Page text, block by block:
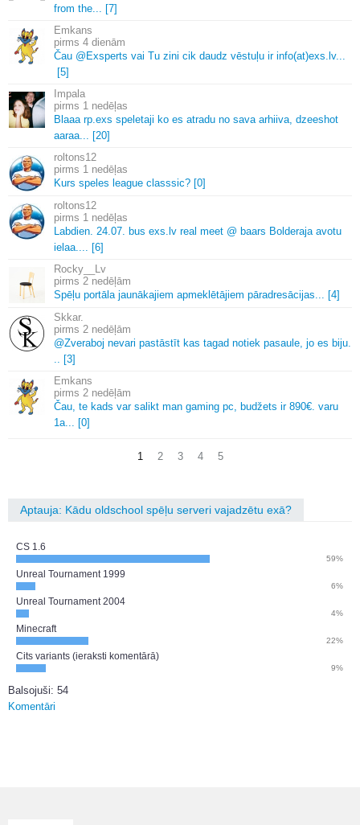
from the... [7]
Emkans
4 dienām
Čau @Exsperts vai Tu zini cik daudz vēstuļu ir info(at)exs. lv...
[5]
Impala
1 nedēļas
Blaaa rp.exs speletaji ko es atradu no sava arhiiva, dzeeshot
aaraa... [20]
roltons12
1 nedēļas
Kurs speles league classsic? [0]
roltons12
1 nedēļas
Labdien. 24.07. bus exs. lv real meet @ baars Bolderaja avotu
ielaa.... [6]
Rocky__Lv
2 nedēļām
Spēļu portāla jaunākajiem apmeklētājiem pāradresācijas... [4]
Skkar.
2 nedēļām
@Zveraboj nevari pastāstīt kas tagad notiek pasaule, jo es biju.
.. [3]
Emkans
2 nedēļām
Čau, te kads var salikt man gaming pc, budžets ir 890€. varu
1a... [0]
1 2 3 4 5
Aptauja: Kādu oldschool spēļu serveri vajadzētu exā?
CS 1.6
59%
Unreal Tournament 1999
6%
Unreal Tournament 2004
4%
Minecraft
22%
Cits variants (ieraksti komentārā)
9%
Balsojuši: 54
Komentāri